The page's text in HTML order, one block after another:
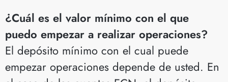
¿Cuál es el valor mínimo con el que
puedo empezar a realizar operaciones?
El depósito mínimo con el cual puede
empezar operaciones depende de usted. En